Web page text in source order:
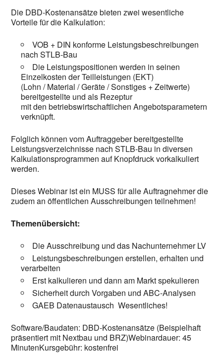
Die DBD-Kostenansätze bieten zwei wesentliche
Vorteile für die Kalkulation:
VOB + DIN konforme Leistungsbeschreibungen
nach STLB-Bau
Die Leistungspositionen werden in seinen
Einzelkosten der Teilleistungen (EKT)
(Lohn / Material / Geräte / Sonstiges + Zeitwerte)
bereitgestellte und als Rezeptur
mit den betriebswirtschaftlichen Angebotsparametern
verknüpft.
Folglich können vom Auftraggeber bereitgestellte
Leistungsverzeichnisse nach STLB-Bau in diversen
Kalkulationsprogrammen auf Knopfdruck vorkalkuliert
werden.
Dieses Webinar ist ein MUSS für alle Auftragnehmer die
zudem an öffentlichen Ausschreibungen teilnehmen!
Themenübersicht:
Die Ausschreibung und das Nachunternehmer LV
Leistungsbeschreibungen erstellen, erhalten und
verarbeiten
Erst kalkulieren und dann am Markt spekulieren
Sicherheit durch Vorgaben und ABC-Analysen
GAEB Datenaustausch Wesentliches!
Software/Baudaten: DBD-Kostenansätze (Beispielhaft
präsentiert mit Nextbau und BRZ)Webinardauer: 45
MinutenKursgebühr: kostenfrei